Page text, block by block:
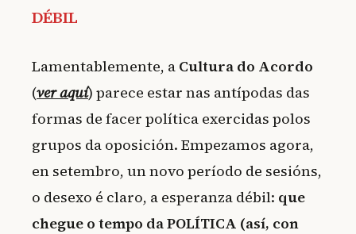
DÉBIL
Lamentablemente, a Cultura do Acordo
(ver aquí) parece estar nas antípodas das
formas de facer política exercidas polos
grupos da oposición. Empezamos agora,
en setembro, un novo período de sesións,
o desexo é claro, a esperanza débil: que
chegue o tempo da POLÍTICA (así, con